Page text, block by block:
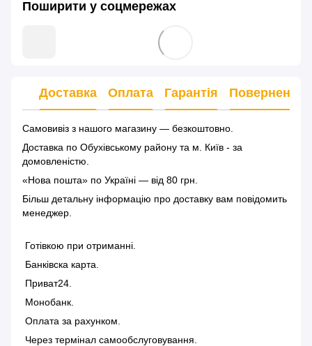
Поширити у соцмережах
Доставка Оплата Гарантія Повернення
Самовивіз з нашого магазину — безкоштовно.
Доставка по Обухівському району та м. Київ - за
домовленістю.
«Нова пошта» по Україні — від 80 грн.
Більш детальну інформацію про доставку вам повідомить
менеджер.
Готівкою при отриманні.
Банківска карта.
Приват24.
Монобанк.
Оплата за рахунком.
Через термінал самообслуговування.